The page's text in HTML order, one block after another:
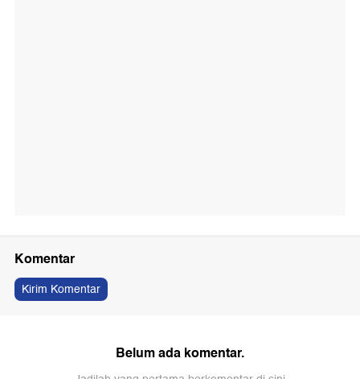
Komentar
Kirim Komentar
Belum ada komentar.